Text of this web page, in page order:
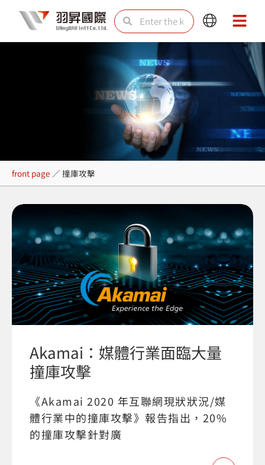
content
SearchSearch
Main
Menu
Main
Menu
撞庫攻擊
front page ／ 撞庫攻擊
Akamai：媒體行業面臨大量
撞庫攻擊
《Akamai 2020 年互聯網現狀狀況/媒
體行業中的撞庫攻擊》報告指出，20%
的撞庫攻擊針對廣